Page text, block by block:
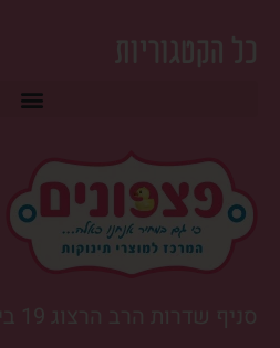
כל הקטגוריות
סניף שדרות הרב הרצוג 19 בית שמש